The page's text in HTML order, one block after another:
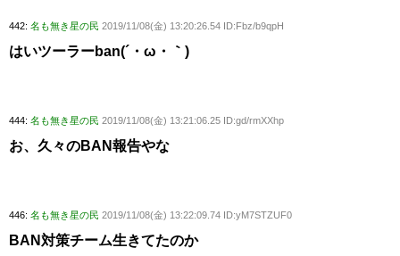
442: 名も無き星の民 2019/11/08(金) 13:20:26.54 ID:Fbz/b9qpH
はいツーラーban(´・ω・｀)
444: 名も無き星の民 2019/11/08(金) 13:21:06.25 ID:gd/rmXXhp
お、久々のBAN報告やな
446: 名も無き星の民 2019/11/08(金) 13:22:09.74 ID:yM7STZUF0
BAN対策チーム生きてたのか